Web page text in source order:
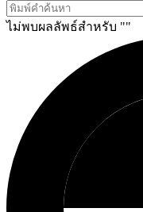
ไม่พบผลลัพธ์สำหรับ ""